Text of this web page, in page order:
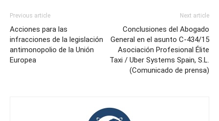
Previous article
Acciones para las
infracciones de la legislación
antimonopolio de la Unión
Europea
Next article
Conclusiones del Abogado
General en el asunto C-434/15
Asociación Profesional Élite
Taxi / Uber Systems Spain, S.L.
(Comunicado de prensa)